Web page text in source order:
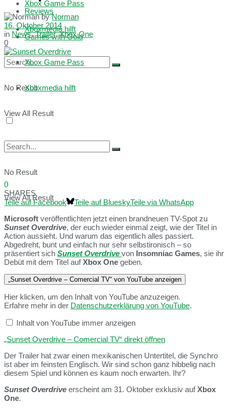
Xbox Game Pass
Xboxmedia hilft
No Result
View All Result
Reviews
Games with Gold
Xbox Game Pass
Xboxmedia hilft
No Result
View All Result
by Norman
16. Oktober 2014
in News,Trailer,Xbox One
0
0
SHARES
Teile auf Facebook
Teile auf BlueskyTeile via WhatsApp
Microsoft veröffentlichten jetzt einen brandneuen TV-Spot zu
Sunset Overdrive, der euch wieder einmal zeigt, wie der Titel in
Action aussieht. Und warum das eigentlich alles passiert.
Abgedreht, bunt und einfach nur sehr selbstironisch – so
präsentiert sich Sunset Overdrive von Insomniac Games, sie ihr
Debüt mit dem Titel aufXbox One geben.
„Sunset Overdrive – Comercial TV“ von YouTube anzeigen
Hier klicken, um den Inhalt von YouTube anzuzeigen.
Erfahre mehr in der Datenschutzerklärung von YouTube.
Inhalt von YouTube immer anzeigen
„Sunset Overdrive – Comercial TV“ direkt öffnen
Der Trailer hat zwar einen mexikanischen Untertitel, die Synchro
ist aber im feinsten Englisch. Wir sind schon ganz hibbelig nach
diesem Spiel und können es kaum noch erwarten. Ihr?
Sunset Overdrive erscheint am 31. Oktober exklusiv aufXbox
One.